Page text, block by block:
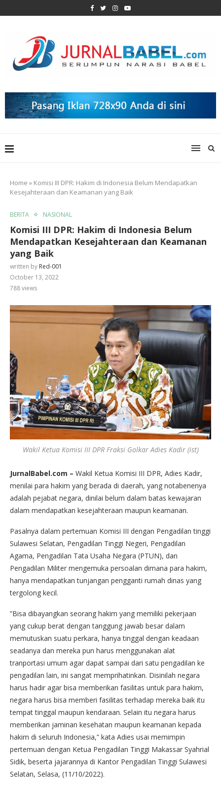
Home » Komisi III DPR: Hakim di Indonesia Belum Mendapatkan
Kesejahteraan dan Keamanan yang Baik
BERITA NASIONAL
Komisi III DPR: Hakim di Indonesia Belum
Mendapatkan Kesejahteraan dan Keamanan
yang Baik
written by Red-001
October 13, 2022
788views
Wakil Ketua Komisi III DPR Fraksi Golkar Adies Kadir (ist)
JurnalBabel.com – Wakil Ketua Komisi III DPR, Adies Kadir,
menilai para hakim yang berada di daerah, yang notabenenya
adalah pejabat negara, dinilai belum dalam batas kewajaran
dalam mendapatkan kesejahteraan maupun keamanan.
Pasalnya dalam pertemuan Komisi III dengan Pengadilan tinggi
Sulawesi Selatan, Pengadilan Tinggi Negeri, Pengadilan
Agama, Pengadilan Tata Usaha Negara (PTUN), dan
Pengadilan Militer mengemuka persoalan dimana para hakim,
hanya mendapatkan tunjangan pengganti rumah dinas yang
tergolong kecil.
”Bisa dibayangkan seorang hakim yang memiliki pekerjaan
yang cukup berat dengan tanggung jawab besar dalam
memutuskan suatu perkara, hanya tinggal dengan keadaan
seadanya dan mereka pun harus menggunakan alat
tranportasi umum agar dapat sampai dari satu pengadilan ke
pengadilan lain, ini sangat memprihatinkan. Disinilah negara
harus hadir agar bisa memberikan fasilitas untuk para hakim,
negara harus bisa memberi fasilitas terhadap mereka baik itu
tempat tinggal maupun kendaraan. Selain itu negara harus
memberikan jaminan kesehatan maupun keamanan kepada
hakim di seluruh Indonesia,” kata Adies usai memimpin
pertemuan dengan Ketua Pengadilan Tinggi Makassar Syahrial
Sidik, beserta jajarannya di Kantor Pengadilan Tinggi Sulawesi
Selatan, Selasa, (11/10/2022).